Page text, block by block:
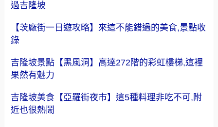
過吉隆坡
【茨廠街一日遊攻略】來這不能錯過的美食,景點收
錄
吉隆坡景點【黑風洞】高達272階的彩虹樓梯,這裡
果然有魅力
吉隆坡美食【亞羅街夜市】這5種料理非吃不可,附
近也很熱鬧